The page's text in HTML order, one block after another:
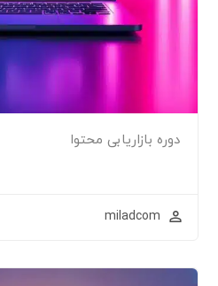
دوره بازاریابی محتوا
miladcom